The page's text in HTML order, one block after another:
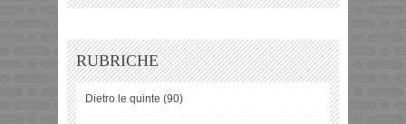
RUBRICHE
Dietro le quinte (90)